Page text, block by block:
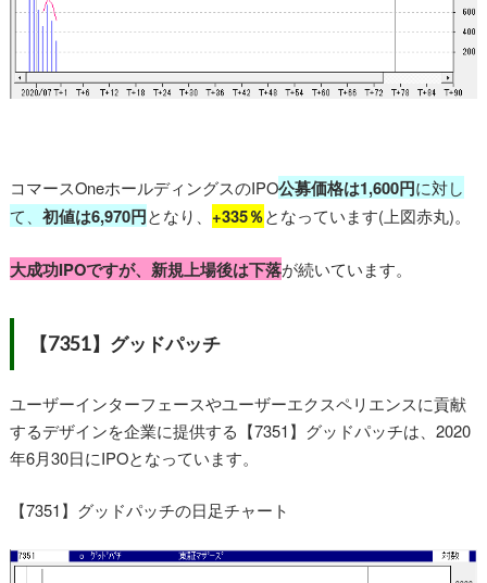
コマースOneホールディングスのIPO公募価格は1,600円に対し
て、 初値は6,970円となり、 +335％となっています(上図赤丸)。
大成功IPOですが、新規上場後は下落が続いています。
【7351】グッドパッチ
ユーザーインターフェースやユーザーエクスペリエンスに貢献
するデザインを企業に提供する【7351】グッドパッチは、2020
年6月30日にIPOとなっています。
【7351】グッドパッチの日足チャート